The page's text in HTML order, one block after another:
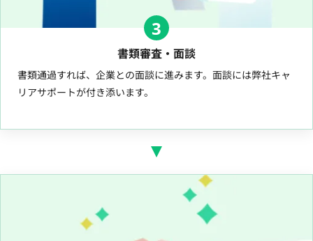
3
書類審査・面談
書類通過すれば、企業との面談に進みます。面談には弊社キャ
リアサポートが付き添います。